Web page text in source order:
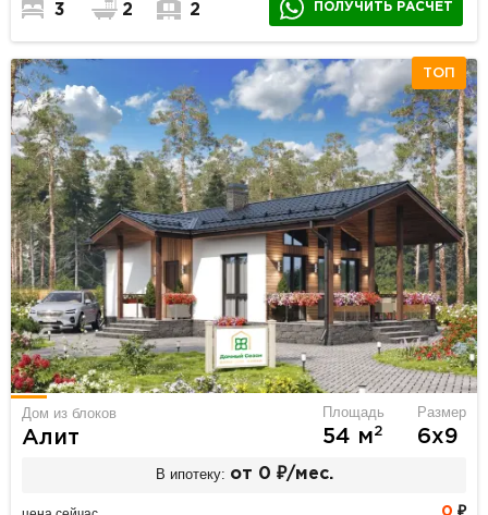
3 2 2 ПОЛУЧИТЬ РАСЧЕТ
ТОП
Дом из блоков
Алит
Площадь
54 м2
Размер
6х9
В ипотеку: от 0 ₽/мес.
0 ₽